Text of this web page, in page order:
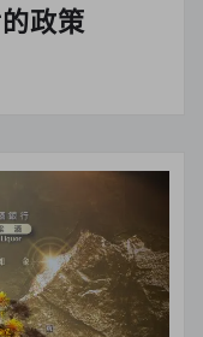
政策